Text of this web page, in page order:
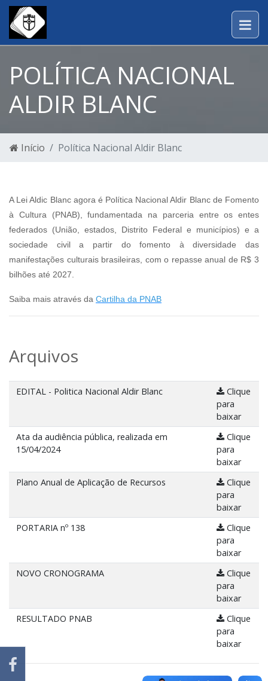
POLÍTICA NACIONAL
ALDIR BLANC
Início Política Nacional Aldir Blanc
A Lei Aldic Blanc agora é Política Nacional Aldir Blanc de Fomento
à Cultura (PNAB), fundamentada na parceria entre os entes
federados (União, estados, Distrito Federal e municípios) e a
sociedade civil a partir do fomento à diversidade das
manifestações culturais brasileiras, com o repasse anual de R$ 3
bilhões até 2027.
Saiba mais através da Cartilha da PNAB
Arquivos
EDITAL - Politica Nacional Aldir Blanc
Clique
para
baixar
Ata da audiência pública, realizada em
15/04/2024
Clique
para
baixar
Plano Anual de Aplicação de Recursos
Clique
para
baixar
PORTARIA nº 138
Clique
para
baixar
NOVO CRONOGRAMA
Clique
para
baixar
RESULTADO PNAB
Clique
para
baixar